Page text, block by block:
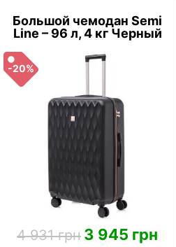
Большой чемодан Semi
Line – 96 л, 4 кг Черный
-20%
4 931 грн 3 945 грн